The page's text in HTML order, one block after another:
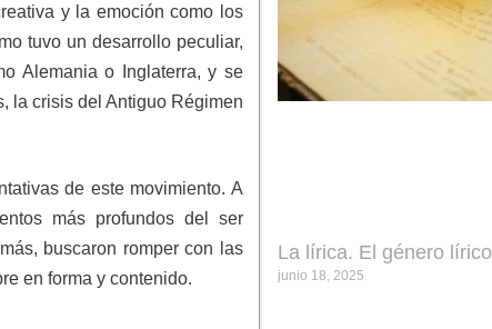
y la emoción como los
tuvo un desarrollo peculiar,
Alemania o Inglaterra, y se
la crisis del Antiguo Régimen
de este movimiento. A
más profundos del ser
buscaron romper con las
en forma y contenido.
La lírica. El género lírico
junio 18, 2025